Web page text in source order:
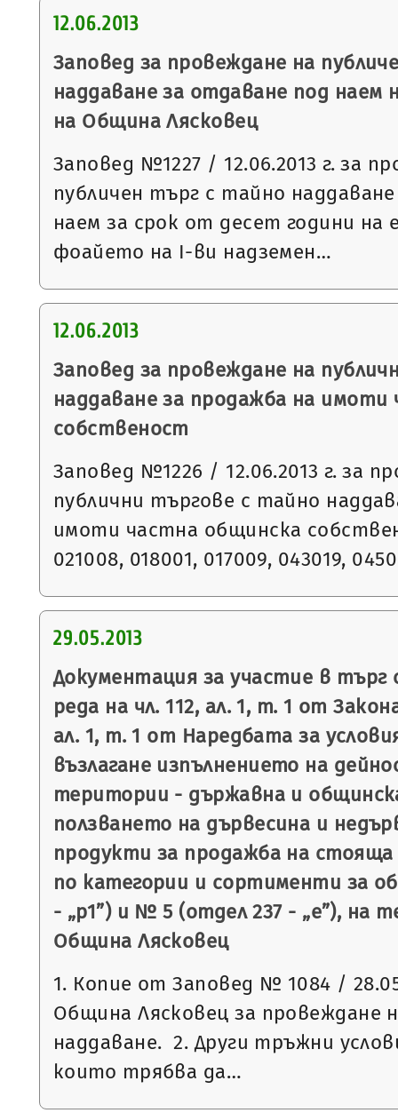
12.06.2013
Заповед за провеждане на
наддаване за отдаване под наем
на Община Лясковец
Заповед №1227 / 12.06.2013 г. за
публичен търг с тайно
наем за срок от десет години на
фоайето на І-ви надземен…
12.06.2013
Заповед за провеждане на
наддаване за продажба на
собственост
Заповед №1226 / 12.06.2013 г. за
публични търгове с тайно
имоти частна общинска
021008, 018001, 017009, 043019,
29.05.2013
Документация за участие в търг
реда на чл. 112, ал. 1, т. 1 от
ал. 1, т. 1 от Наредбата за
възлагане изпълнението на
територии - държавна и
ползването на дървесина и
продукти за продажба на стояща
по категории и сортименти за
- „р1”) и № 5 (отдел 237 - „e”), на
Община Лясковец
1. Копие от Заповед № 1084 /
Община Лясковец за провеждане
наддаване. 2. Други тръжни
които трябва да…